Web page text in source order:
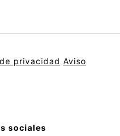
privacidad Aviso
sociales